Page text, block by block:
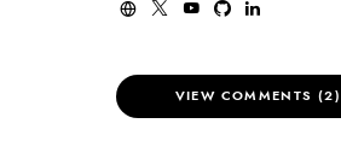
VIEW COMMENTS (2)